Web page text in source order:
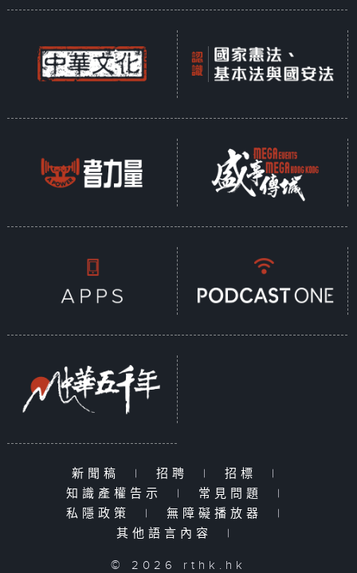
新聞稿 | 招聘 | 招標
|
知識產權告示
| 常見問題
|
私隱政策
| 無障礙播放器
|
其他語言內容
|
© 2026 rthk.hk